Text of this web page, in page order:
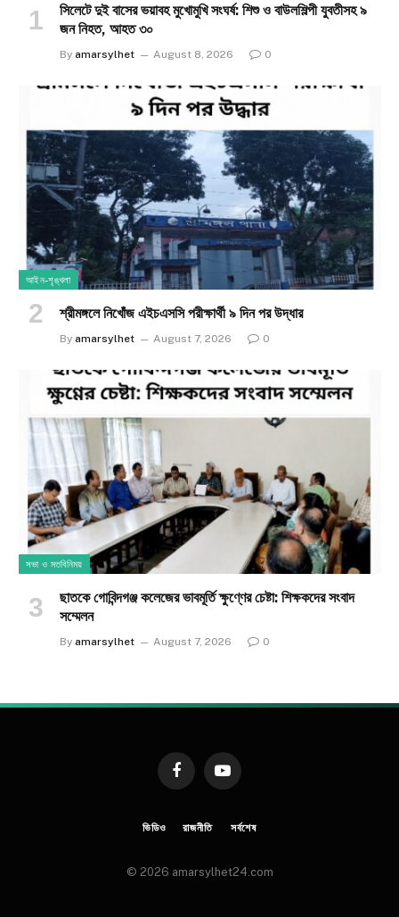
সিলেটে দুই বাসের ভয়াবহ মুখোমুখি সংঘর্ষ: শিশু ও বাউলশিল্পী যুবতীসহ ৯
জন নিহত, আহত ৩০
By amarsylhet August 8, 2026 0
আইন-শৃঙ্খলা
শ্রীমঙ্গলে নিখোঁজ এইচএসসি পরীক্ষার্থী ৯ দিন পর উদ্ধার
By amarsylhet August 7, 2026 0
সভা ও মতবিনিময়
ছাতকে গোবিন্দগঞ্জ কলেজের ভাবমূর্তি ক্ষুণ্ণের চেষ্টা: শিক্ষকদের সংবাদ
সম্মেলন
By amarsylhet August 7, 2026 0
FacebookYouTube
ভিডিও রাজনীতি সর্বশেষ
© 2026 amarsylhet24.com